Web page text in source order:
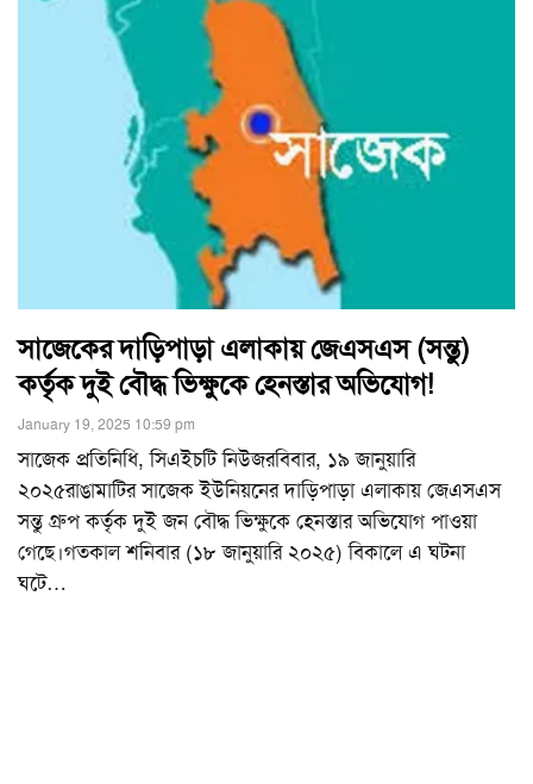
সাজেকের দাড়িপাড়া এলাকায় জেএসএস (সন্তু)
কর্তৃক দুই বৌদ্ধ ভিক্ষুকে হেনস্তার অভিযোগ!
January 19, 2025 10:59 pm
সাজেক প্রতিনিধি, সিএইচটি নিউজরবিবার, ১৯ জানুয়ারি
২০২৫রাঙামাটির সাজেক ইউনিয়নের দাড়িপাড়া এলাকায় জেএসএস
সন্তু গ্রুপ কর্তৃক দুই জন বৌদ্ধ ভিক্ষুকে হেনস্তার অভিযোগ পাওয়া
গেছে।গতকাল শনিবার (১৮ জানুয়ারি ২০২৫) বিকালে এ ঘটনা
ঘটে…